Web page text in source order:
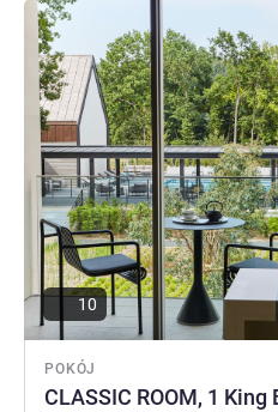
POKÓJ
CLASSIC ROOM, 1 King
Pokaż szczegóły
10